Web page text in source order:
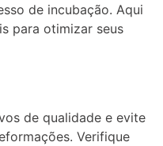
de incubação. Aqui
para otimizar seus
de qualidade e evite
Verifique